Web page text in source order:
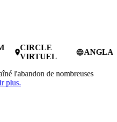
place
CIRCLE
VIRTUEL
language
l'abandon de nombreuses
plus.